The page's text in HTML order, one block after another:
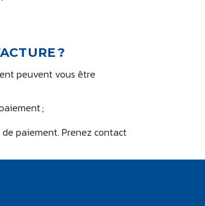
?
peuvent vous être
;
paiement. Prenez contact
En cas de doute, vous